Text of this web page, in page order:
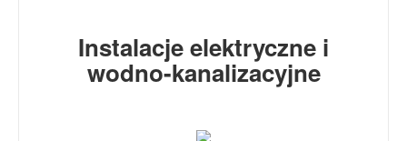
Instalacje elektryczne i
wodno-kanalizacyjne